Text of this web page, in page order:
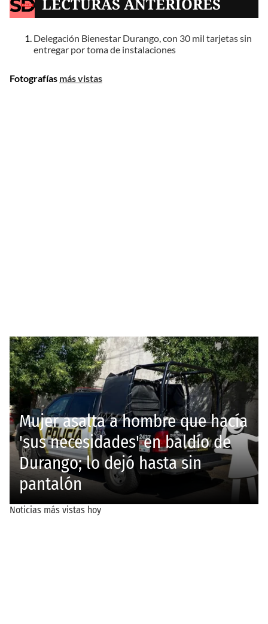
Delegación Bienestar Durango, con 30 mil tarjetas sin
entregar por toma de instalaciones
Fotografías más vistas